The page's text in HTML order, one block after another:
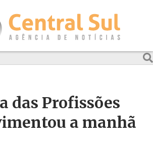
das Profissões
a manhã